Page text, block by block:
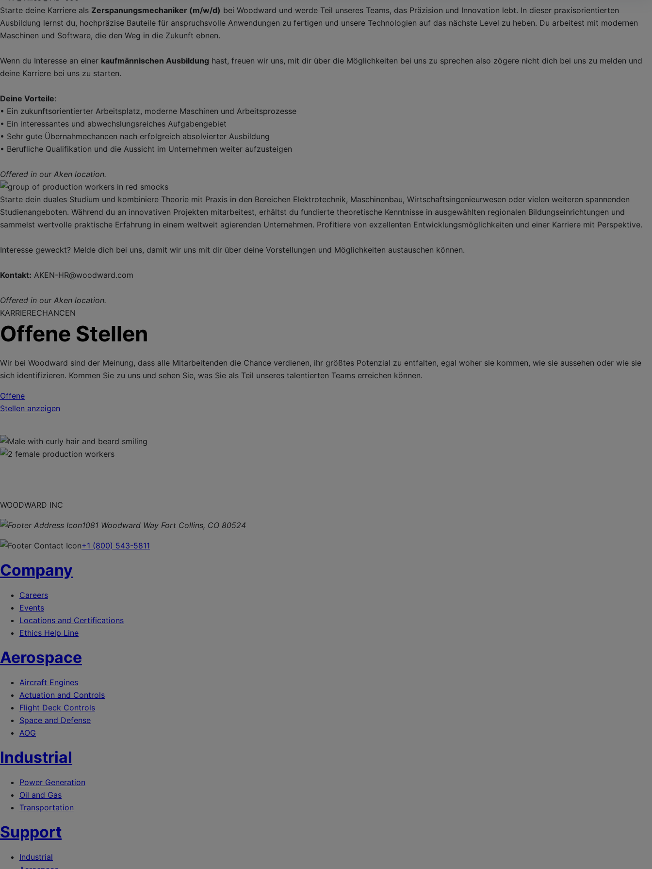
Starte deine Karriere als Zerspanungsmechaniker (m/w/d) bei Woodward und werde Teil unseres Teams, das Präzision und Innovation lebt. In dieser praxisorientierten
Ausbildung lernst du, hochpräzise Bauteile für anspruchsvolle Anwendungen zu fertigen und unsere Technologien auf das nächste Level zu heben. Du arbeitest mit modernen
Maschinen und Software, die den Weg in die Zukunft ebnen.
Wenn du Interesse an einer kaufmännischen Ausbildung hast, freuen wir uns, mit dir über die Möglichkeiten bei uns zu sprechen also zögere nicht dich bei uns zu melden und
deine Karriere bei uns zu starten.
Deine Vorteile:
• Ein zukunftsorientierter Arbeitsplatz, moderne Maschinen und Arbeitsprozesse
• Ein interessantes und abwechslungsreiches Aufgabengebiet
• Sehr gute Übernahmechancen nach erfolgreich absolvierter Ausbildung
• Berufliche Qualifikation und die Aussicht im Unternehmen weiter aufzusteigen
Offered in our Aken location.
Starte dein duales Studium und kombiniere Theorie mit Praxis in den Bereichen Elektrotechnik, Maschinenbau, Wirtschaftsingenieurwesen oder vielen weiteren spannenden
Studienangeboten. Während du an innovativen Projekten mitarbeitest, erhältst du fundierte theoretische Kenntnisse in ausgewählten regionalen Bildungseinrichtungen und
sammelst wertvolle praktische Erfahrung in einem weltweit agierenden Unternehmen. Profitiere von exzellenten Entwicklungsmöglichkeiten und einer Karriere mit Perspektive.
Interesse geweckt? Melde dich bei uns, damit wir uns mit dir über deine Vorstellungen und Möglichkeiten austauschen können.
Kontakt: AKEN-HR@woodward.com
Offered in our Aken location.
KARRIERECHANCEN
Offene Stellen
Wir bei Woodward sind der Meinung, dass alle Mitarbeitenden die Chance verdienen, ihr größtes Potenzial zu entfalten, egal woher sie kommen, wie sie aussehen oder wie sie
sich identifizieren. Kommen Sie zu uns und sehen Sie, was Sie als Teil unseres talentierten Teams erreichen können.
Offene
Stellen anzeigen
WOODWARD INC
1081 Woodward Way Fort Collins, CO 80524
+1 (800) 543-5811
Company
Careers
Events
Locations and Certifications
Ethics Help Line
Aerospace
Aircraft Engines
Actuation and Controls
Flight Deck Controls
Space and Defense
AOG
Industrial
Power Generation
Oil and Gas
Transportation
Support
Industrial